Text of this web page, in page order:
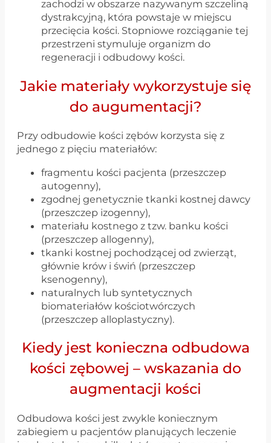
zachodzi w obszarze nazywanym szczeliną
dystrakcyjną, która powstaje w miejscu
przecięcia kości. Stopniowe rozciąganie tej
przestrzeni stymuluje organizm do
regeneracji i odbudowy kości.
Jakie materiały wykorzystuje się
do augumentacji?
Przy odbudowie kości zębów korzysta się z
jednego z pięciu materiałów:
fragmentu kości pacjenta (przeszczep
autogenny),
zgodnej genetycznie tkanki kostnej dawcy
(przeszczep izogenny),
materiału kostnego z tzw. banku kości
(przeszczep allogenny),
tkanki kostnej pochodzącej od zwierząt,
głównie krów i świń (przeszczep
ksenogenny),
naturalnych lub syntetycznych
biomateriałów kościotwórczych
(przeszczep alloplastyczny).
Kiedy jest konieczna odbudowa
kości zębowej – wskazania do
augmentacji kości
Odbudowa kości jest zwykle koniecznym
zabiegiem u pacjentów planujących leczenie